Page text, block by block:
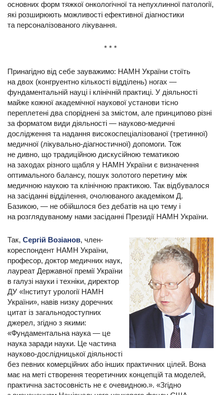
основних форм тяжкої онкологічної та непухлинної патології,
які розширюють можливості ефективної діагностики
та персоналізованого лікування.
* * *
Принагідно від себе зауважимо: НАМН України стоїть
на двох (конгруентно кількості відділень) ногах —
фундаментальній науці і клінічній практиці. У діяльності
майже кожної академічної наукової установи тісно
переплетені два споріднені за змістом, але принципово різні
за форматом види діяльності — науково-медичні
дослідження та надання високоспеціалізованої (третинної)
медичної (лікувально-діагностичної) допомоги. Тож
не дивно, що традиційною дискусійною тематикою
на заходах різного щабля у НАМН України є визначення
оптимального балансу, пошук золотого перетину між
медичною наукою та клінічною практикою. Так відбувалося
на засіданні відділення, очолюваного академіком Д.
Базикою, — не обійшлося без дебатів на цю тему і
на розглядуваному нами засіданні Президії НАМН України.
Так, Сергій Возіанов, член-
кореспондент НАМН України,
професор, доктор медичних наук,
лауреат Державної премії України
в галузі науки і техніки, директор
ДУ «Інститут урології НАМН
України», навів низку доречних
цитат із загальнодоступних
джерел, згідно з якими:
«Фундаментальна наука — це
наука заради науки. Це частина
науково-дослідницької діяльності
без певних комерційних або інших практичних цілей. Вона
має на меті створення теоретичних концепцій та моделей,
практична застосовність не є очевидною.». «Згідно